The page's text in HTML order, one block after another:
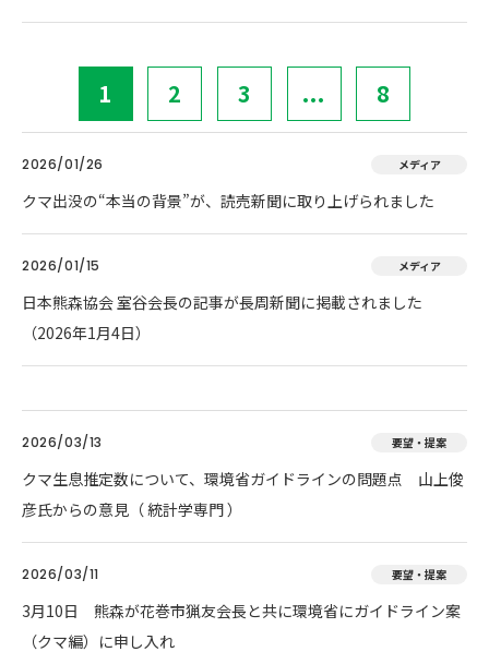
1 2 3 ... 8
2026/01/26 メディア
クマ出没の“本当の背景”が、読売新聞に取り上げられました
2026/01/15 メディア
日本熊森協会 室谷会長の記事が長周新聞に掲載されました
（2026年1月4日）
2026/03/13 要望・提案
クマ生息推定数について、環境省ガイドラインの問題点 山上俊
彦氏からの意見（ 統計学専門 ）
2026/03/11 要望・提案
3月10日 熊森が花巻市猟友会長と共に環境省にガイドライン案
（クマ編）に申し入れ